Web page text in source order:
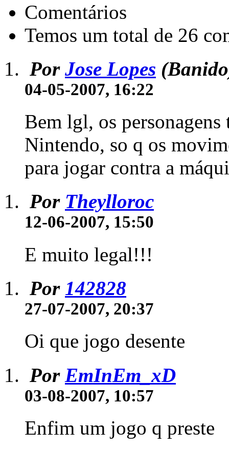
Comentários
Temos um total de 26
Por Jose Lopes
04-05-2007, 16:22
Bem lgl, os personagens
Nintendo, so q os
para jogar contra a
Por Theylloroc
12-06-2007, 15:50
E muito legal!!!
Por 142828
27-07-2007, 20:37
Oi que jogo desente
Por EmInEm_xD
03-08-2007, 10:57
Enfim um jogo q preste